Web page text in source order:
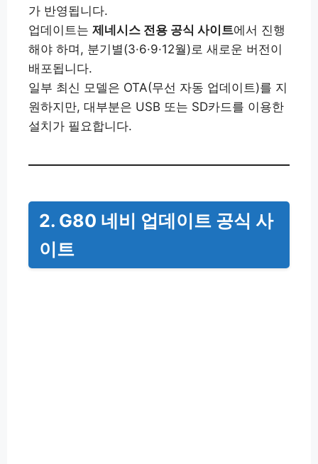
가 반영됩니다.
업데이트는 제네시스 전용 공식 사이트에서 진행
해야 하며, 분기별(3·6·9·12월)로 새로운 버전이
배포됩니다.
일부 최신 모델은 OTA(무선 자동 업데이트)를 지
원하지만, 대부분은 USB 또는 SD카드를 이용한
설치가 필요합니다.
2. G80 네비 업데이트 공식 사
이트